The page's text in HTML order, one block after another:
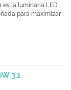
es la luminaria LED
para maximizar
3.1